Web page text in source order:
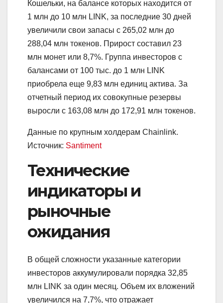
Кошельки, на балансе которых находится от
1 млн до 10 млн LINK, за последние 30 дней
увеличили свои запасы с 265,02 млн до
288,04 млн токенов. Прирост составил 23
млн монет или 8,7%. Группа инвесторов с
балансами от 100 тыс. до 1 млн LINK
приобрела еще 9,83 млн единиц актива. За
отчетный период их совокупные резервы
выросли с 163,08 млн до 172,91 млн токенов.
Данные по крупным холдерам Chainlink.
Источник: Santiment
Технические
индикаторы и
рыночные
ожидания
В общей сложности указанные категории
инвесторов аккумулировали порядка 32,85
млн LINK за один месяц. Объем их вложений
увеличился на 7,7%, что отражает